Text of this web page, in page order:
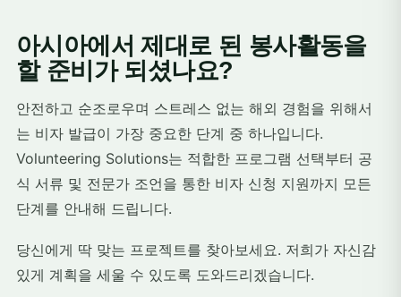
아시아에서 제대로 된 봉사활동을
할 준비가 되셨나요?
안전하고 순조로우며 스트레스 없는 해외 경험을 위해서
는 비자 발급이 가장 중요한 단계 중 하나입니다.
Volunteering Solutions는 적합한 프로그램 선택부터 공
식 서류 및 전문가 조언을 통한 비자 신청 지원까지 모든
단계를 안내해 드립니다.
당신에게 딱 맞는 프로젝트를 찾아보세요. 저희가 자신감
있게 계획을 세울 수 있도록 도와드리겠습니다.